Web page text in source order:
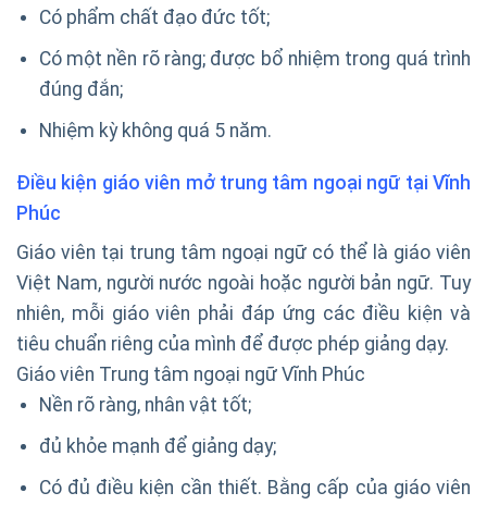
Có phẩm chất đạo đức tốt;
Có một nền rõ ràng; được bổ nhiệm trong quá trình
đúng đắn;
Nhiệm kỳ không quá 5 năm.
Điều kiện giáo viên mở trung tâm ngoại ngữ tại Vĩnh
Phúc
Giáo viên tại trung tâm ngoại ngữ có thể là giáo viên
Việt Nam, người nước ngoài hoặc người bản ngữ. Tuy
nhiên, mỗi giáo viên phải đáp ứng các điều kiện và
tiêu chuẩn riêng của mình để được phép giảng dạy.
Giáo viên Trung tâm ngoại ngữ Vĩnh Phúc
Nền rõ ràng, nhân vật tốt;
đủ khỏe mạnh để giảng dạy;
Có đủ điều kiện cần thiết. Bằng cấp của giáo viên